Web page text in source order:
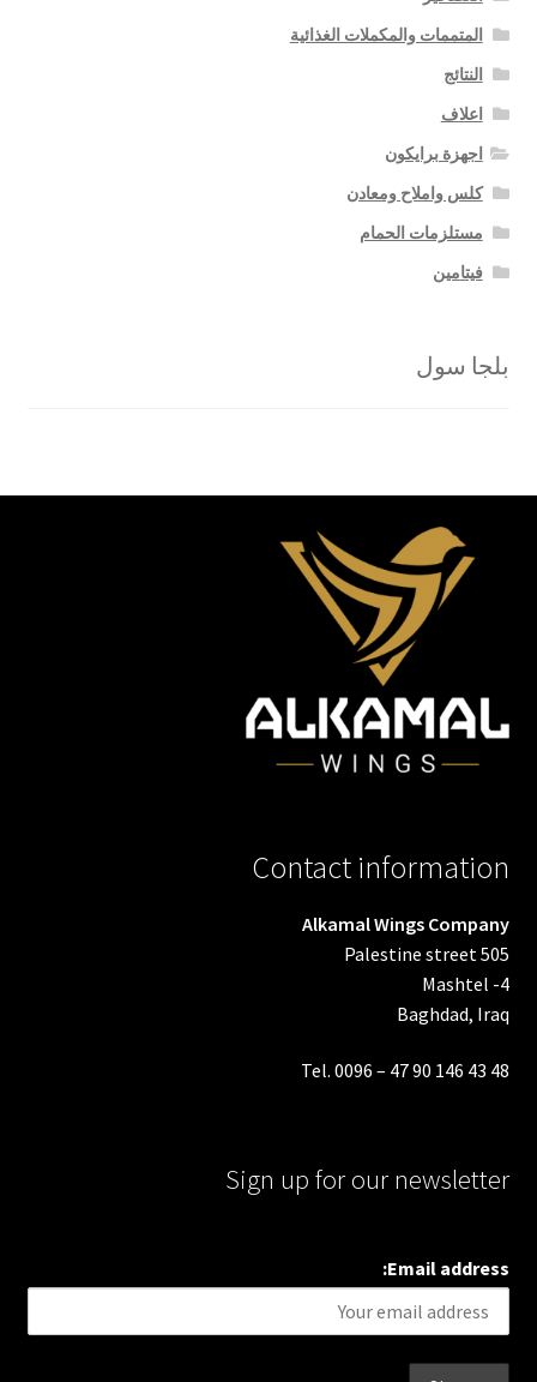
المتممات والمكملات الغذائية
النتائج
اعلاف
اجهزة برايكون
كلس واملاح ومعادن
مستلزمات الحمام
فيتامين
بلجا سول
Contact information
Alkamal Wings Company
Palestine street 505
Mashtel -4
Baghdad, Iraq
Tel. 0096 – 47 90 146 43 48
Sign up for our newsletter
Email address: